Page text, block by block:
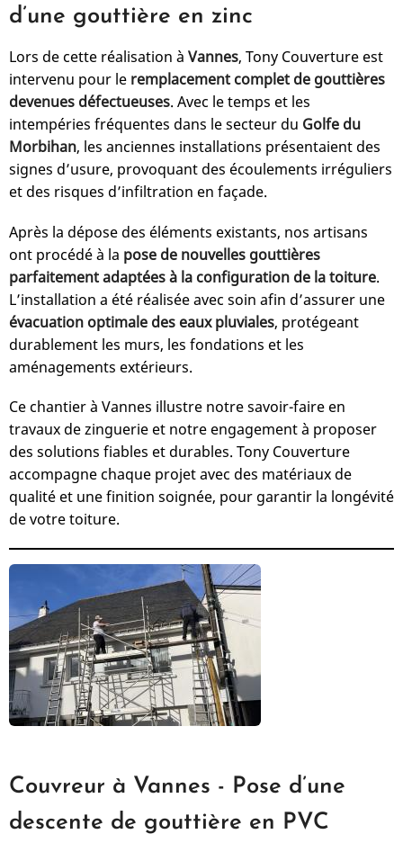
d’une gouttière en zinc
Lors de cette réalisation à Vannes, Tony Couverture est
intervenu pour le remplacement complet de gouttières
devenues défectueuses. Avec le temps et les
intempéries fréquentes dans le secteur du Golfe du
Morbihan, les anciennes installations présentaient des
signes d’usure, provoquant des écoulements irréguliers
et des risques d’infiltration en façade.
Après la dépose des éléments existants, nos artisans
ont procédé à la pose de nouvelles gouttières
parfaitement adaptées à la configuration de la toiture.
L’installation a été réalisée avec soin afin d’assurer une
évacuation optimale des eaux pluviales, protégeant
durablement les murs, les fondations et les
aménagements extérieurs.
Ce chantier à Vannes illustre notre savoir-faire en
travaux de zinguerie et notre engagement à proposer
des solutions fiables et durables. Tony Couverture
accompagne chaque projet avec des matériaux de
qualité et une finition soignée, pour garantir la longévité
de votre toiture.
Couvreur à Vannes - Pose d’une
descente de gouttière en PVC